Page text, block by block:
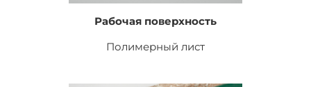
Рабочая поверхность
Полимерный лист